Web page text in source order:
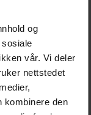
og
vår. Vi deler
nettstedet
kombinere den
fabrikk